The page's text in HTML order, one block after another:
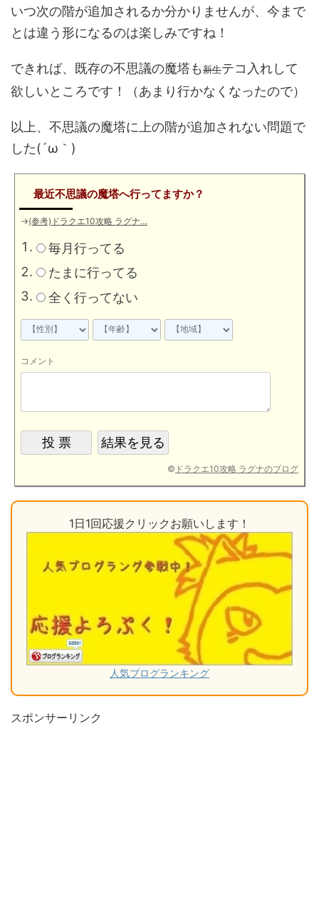
いつ次の階が追加されるか分かりませんが、今まで
とは違う形になるのは楽しみですね！
できれば、既存の不思議の魔塔も 新生テコ入れして
欲しいところです！（あまり行かなくなったので）
以上、不思議の魔塔に上の階が追加されない問題で
した(´ω｀)
最近不思議の魔塔へ行ってますか？
→(参考)ドラクエ10攻略 ラグナ…
毎月行ってる
たまに行ってる
全く行ってない
コメント
© ドラクエ10攻略 ラグナのブログ
1日1回応援クリックお願いします！
人気ブログランキング
スポンサーリンク